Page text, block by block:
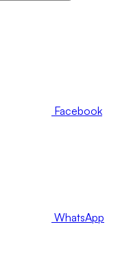
Facebook
WhatsApp